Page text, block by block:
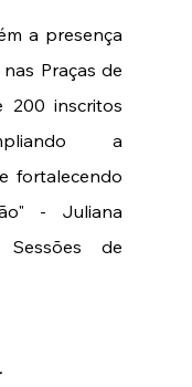
a presença
Praças de
200 inscritos
a
fortalecendo
- Juliana
de